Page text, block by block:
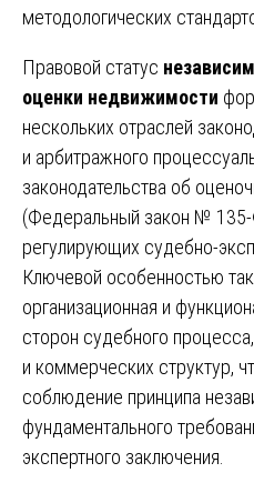
методологических
Правовой статус
оценки недвижимости
нескольких отраслей
и арбитражного
законодательства об
(Федеральный закон № 135-
регулирующих судебно-
Ключевой особенностью
организационная и
сторон судебного
и коммерческих структур,
соблюдение принципа
фундаментального
экспертного заключения.